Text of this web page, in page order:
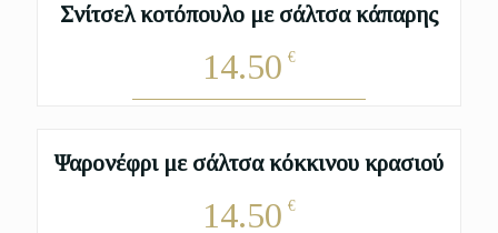
Σνίτσελ κοτόπουλο με σάλτσα κάπαρης
14.50 €
Ψαρονέφρι με σάλτσα κόκκινου κρασιού
14.50 €